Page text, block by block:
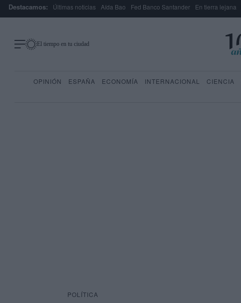
Destacamos: Últimas noticias Aída Bao Fed Banco Santander En tierra lejana
El tiempo en tu ciudad
OPINIÓN ESPAÑA ECONOMÍA INTERNACIONAL CIENCIA
POLÍTICA